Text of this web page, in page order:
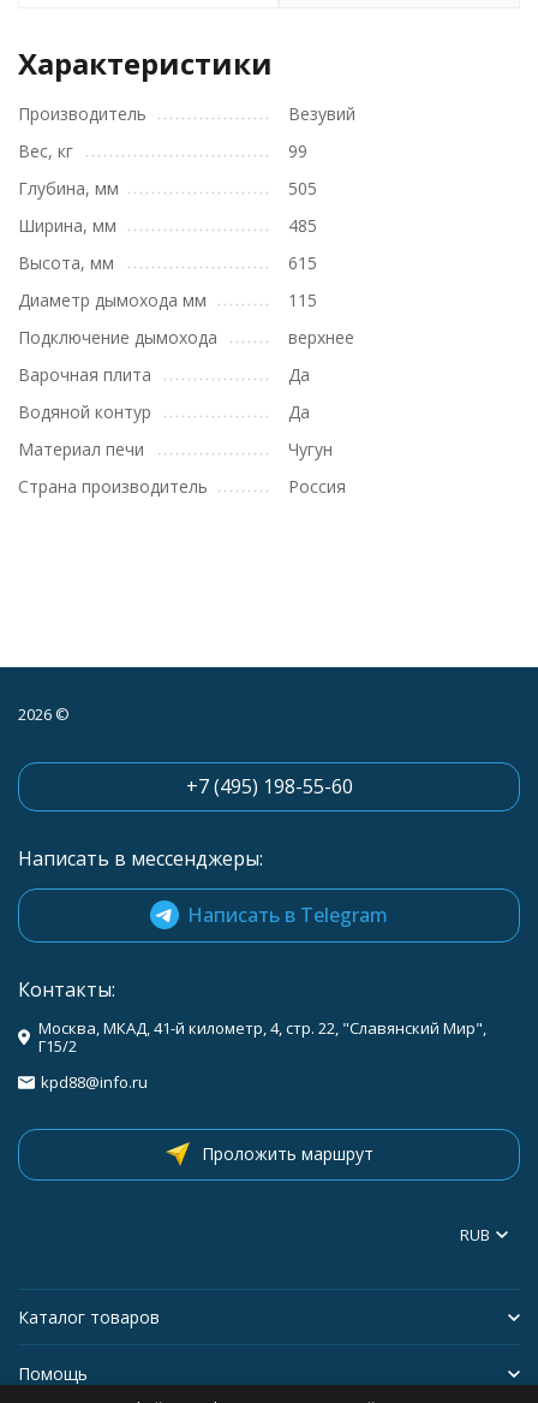
Характеристики
Производитель
Везувий
Вес, кг
99
Глубина, мм
505
Ширина, мм
485
Высота, мм
615
Диаметр дымохода мм
115
Подключение дымохода
верхнее
Варочная плита
Да
Водяной контур
Да
Материал печи
Чугун
Страна производитель
Россия
2026 ©
+7 (495) 198-55-60
Написать в мессенджеры:
Написать в Telegram
Контакты:
Москва, МКАД, 41-й километр, 4, стр. 22, "Славянский Мир",
Г15/2
kpd88@info.ru
Проложить маршрут
RUB
Каталог товаров
Помощь